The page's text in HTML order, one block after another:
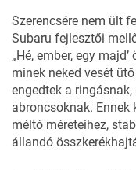
Szerencsére nem ült
Subaru fejlesztői
„Hé, ember, egy
minek neked vesét
engedtek a
abroncsoknak. Ennek
méltó méreteihez,
állandó